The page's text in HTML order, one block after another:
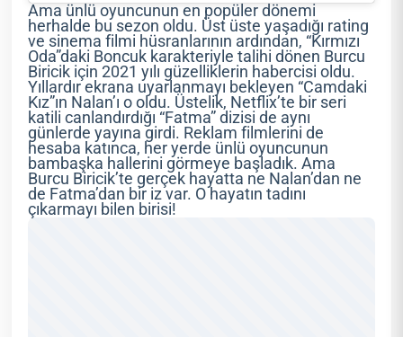
Ama ünlü oyuncunun en popüler dönemi
herhalde bu sezon oldu. Üst üste yaşadığı rating
ve sinema filmi hüsranlarının ardından, “Kırmızı
Oda”daki Boncuk karakteriyle talihi dönen Burcu
Biricik için 2021 yılı güzelliklerin habercisi oldu.
Yıllardır ekrana uyarlanmayı bekleyen “Camdaki
Kız”ın Nalan’ı o oldu. Üstelik, Netflix’te bir seri
katili canlandırdığı “Fatma” dizisi de aynı
günlerde yayına girdi. Reklam filmlerini de
hesaba katınca, her yerde ünlü oyuncunun
bambaşka hallerini görmeye başladık. Ama
Burcu Biricik’te gerçek hayatta ne Nalan’dan ne
de Fatma’dan bir iz var. O hayatın tadını
çıkarmayı bilen birisi!